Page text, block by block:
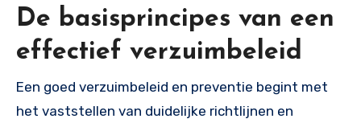
De basisprincipes van een
effectief verzuimbeleid
Een goed verzuimbeleid en preventie begint met
het vaststellen van duidelijke richtlijnen en